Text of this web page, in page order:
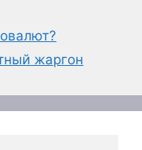
жаргон